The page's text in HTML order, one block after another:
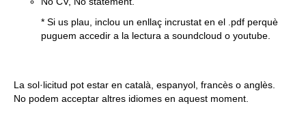
* Si us plau, inclou un enllaç incrustat en el .pdf perquè
puguem accedir a la lectura a soundcloud o youtube.
La sol·licitud pot estar en català, espanyol, francès o anglès.
No podem acceptar altres idiomes en aquest moment.